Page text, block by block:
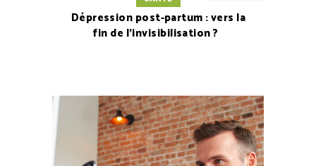
Dépression post-partum : vers la
fin de l’invisibilisation ?